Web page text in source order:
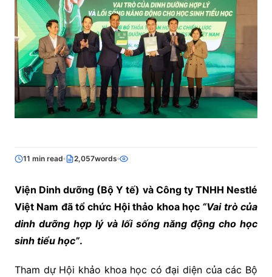
11 min read 2,057words
Viện Dinh dưỡng (Bộ Y tế) và Công ty TNHH Nestlé
Việt Nam đã tổ chức Hội thảo khoa học “Vai trò của
dinh dưỡng hợp lý và lối sống năng động cho học
sinh tiểu học”.
Tham dự Hội khảo khoa học có đại diện của các Bộ